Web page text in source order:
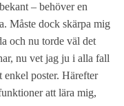
– behöver en
Måste dock skärpa mig
och nu torde väl det
nu vet jag ju i alla fall
enkel poster. Härefter
att lära mig,